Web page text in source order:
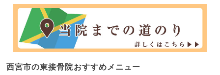
西宮市の東接骨院おすすめメニュー